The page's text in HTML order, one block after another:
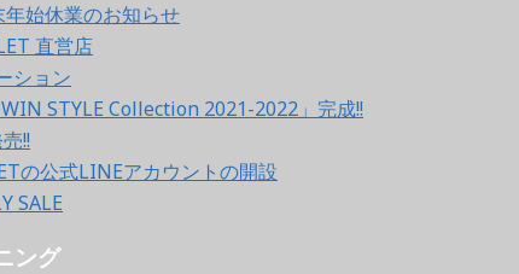
年始休業のお知らせ
直営店
ション
STYLE Collection 2021-2022」完成!!
!!
の公式LINEアカウントの開設
SALE
ング